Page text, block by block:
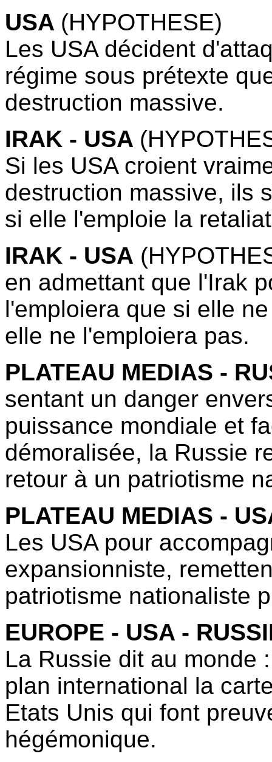
USA (HYPOTHESE)
Les USA décident
régime sous prétexte
destruction massive.
IRAK - USA
Si les USA croient
destruction massive, ils
si elle l'emploie la
IRAK - USA
en admettant que l'Irak
l'emploiera que si elle
elle ne l'emploiera pas.
PLATEAU MEDIAS -
sentant un danger
puissance mondiale et
démoralisée, la Russie
retour à un patriotisme
PLATEAU MEDIAS -
Les USA pour
expansionniste,
patriotisme nationaliste
EUROPE - USA -
La Russie dit au monde
plan international la
Etats Unis qui font
hégémonique.